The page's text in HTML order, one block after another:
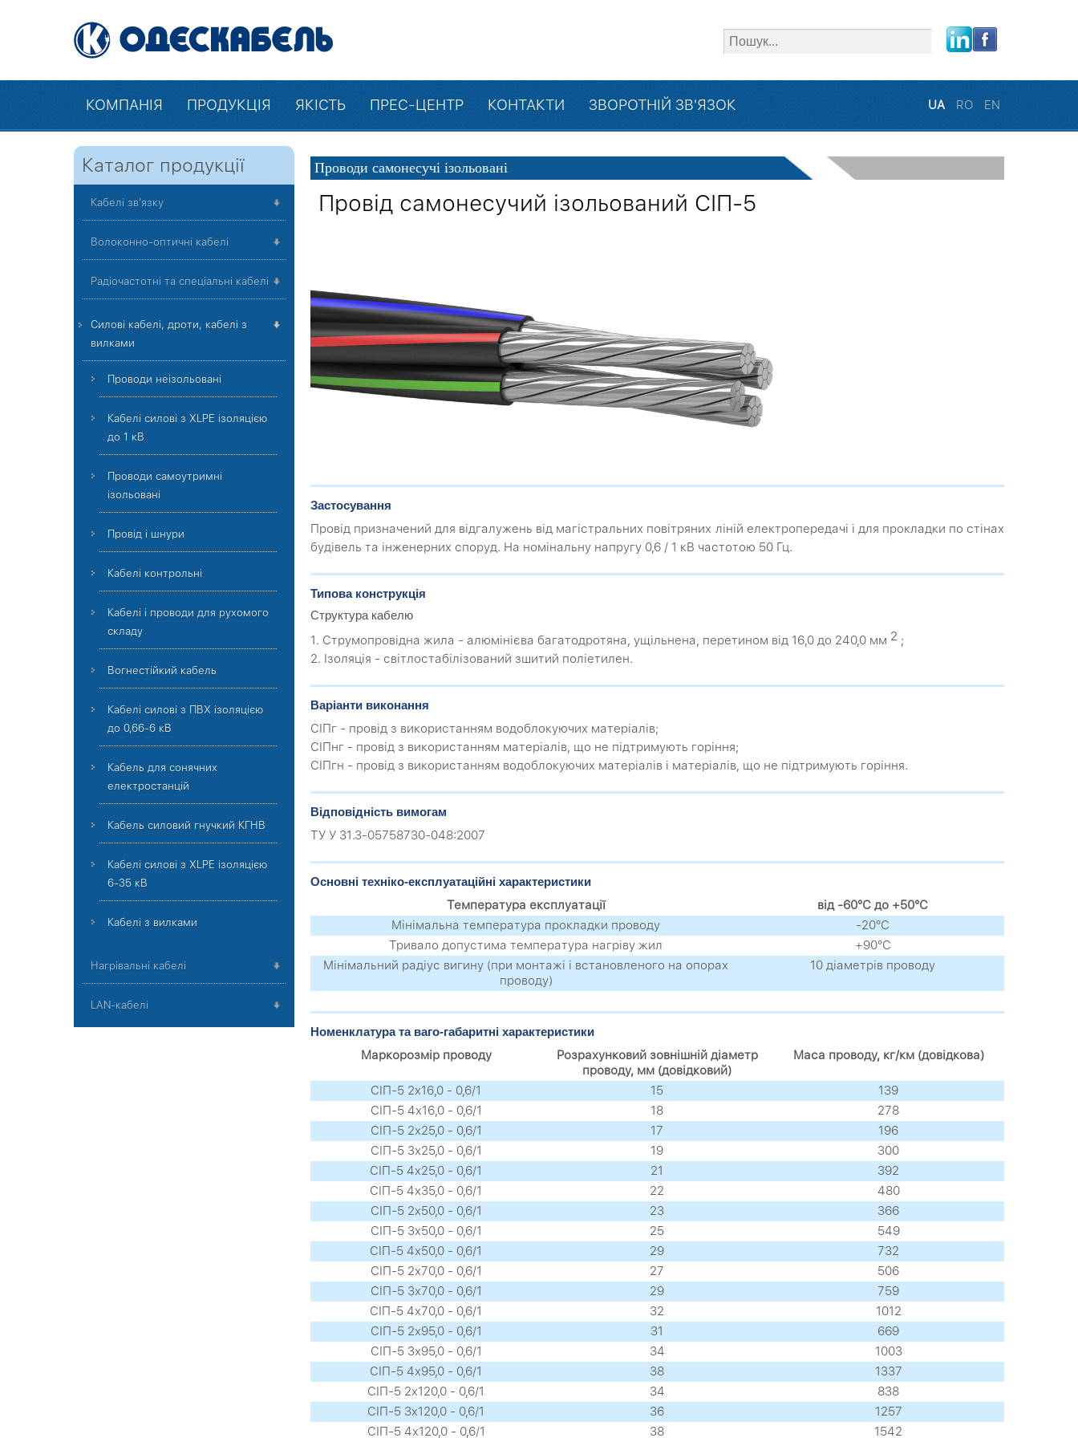
КОМПАНІЯ ПРОДУКЦІЯ ЯКІСТЬ ПРЕС-ЦЕНТР КОНТАКТИ ЗВОРОТНІЙ ЗВ'ЯЗОК UA RO EN
Каталог продукції
Кабелі зв'язку
Волоконно-оптичні кабелі
Радіочастотні та спеціальні кабелі
Силові кабелі, дроти, кабелі з
вилками
Проводи неізольовані
Кабелі силові з XLPE ізоляцією
до 1 кВ
Проводи самоутримні
ізольовані
Провід і шнури
Кабелі контрольні
Кабелі і проводи для рухомого
складу
Вогнестійкий кабель
Кабелі силові з ПВХ ізоляцією
до 0,66-6 кВ
Кабель для сонячних
електростанцій
Кабель силовий гнучкий КГНВ
Кабелі силові з XLPE ізоляцією
6-35 кВ
Кабелі з вилками
Нагрівальні кабелі
LAN-кабелі
Проводи самонесучі ізольовані
Провід самонесучий ізольований СІП-5
Застосування
Провід призначений для відгалужень від магістральних повітряних ліній електропередачі і для прокладки по стінах
будівель та інженерних споруд. На номінальну напругу 0,6 / 1 кВ частотою 50 Гц.
Типова конструкція
Структура кабелю
1. Струмопровідна жила - алюмінієва багатодротяна, ущільнена, перетином від 16,0 до 240,0 мм 2 ;
2. Ізоляція - світлостабілізований зшитий поліетилен.
Варіанти виконання
СІПг - провід з використанням водоблокуючих матеріалів;
СІПнг - провід з використанням матеріалів, що не підтримують горіння;
СІПгн - провід з використанням водоблокуючих матеріалів і матеріалів, що не підтримують горіння.
Відповідність вимогам
ТУ У 31.3-05758730-048:2007
Основні техніко-експлуатаційні характеристики
Температура експлуатації
від -60°С до +50°С
Мінімальна температура прокладки проводу
-20°С
Тривало допустима температура нагріву жил
+90°С
Мінімальний радіус вигину (при монтажі і встановленого на опорах
проводу)
10 діаметрів проводу
Номенклатура та ваго-габаритні характеристики
Маркорозмір проводу
Розрахунковий зовнішній діаметр
проводу, мм (довідковий)
Маса проводу, кг/км (довідкова)
СІП-5 2х16,0 - 0,6/1 15
139
СІП-5 4х16,0 - 0,6/1
18
278
СІП-5 2х25,0 - 0,6/1
17
196
СІП-5 3х25,0 - 0,6/1
19
300
СІП-5 4х25,0 - 0,6/1
21
392
СІП-5 4х35,0 - 0,6/1
22
480
СІП-5 2х50,0 - 0,6/1
23
366
СІП-5 3х50,0 - 0,6/1
25
549
СІП-5 4х50,0 - 0,6/1
29
732
СІП-5 2х70,0 - 0,6/1
27
506
СІП-5 3х70,0 - 0,6/1
29
759
СІП-5 4х70,0 - 0,6/1
32
1012
СІП-5 2х95,0 - 0,6/1
31
669
СІП-5 3х95,0 - 0,6/1
34
1003
СІП-5 4х95,0 - 0,6/1
38
1337
СІП-5 2х120,0 - 0,6/1
34
838
СІП-5 3х120,0 - 0,6/1
36
1257
СІП-5 4х120,0 - 0,6/1
38 1542
close